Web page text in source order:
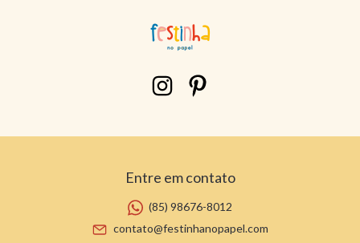
Entre em contato
(85) 98676-8012
contato@festinhanopapel.com